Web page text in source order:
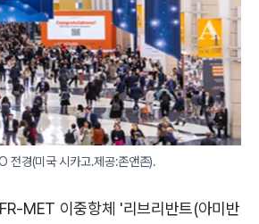
전경(미국 시카고.제공:존앤존).
MET 이중항체 '리브리반트(아미반